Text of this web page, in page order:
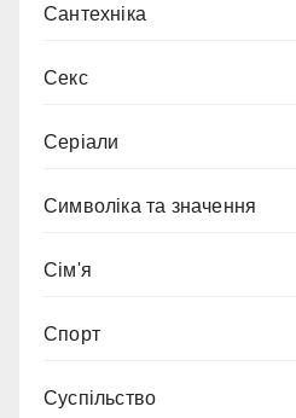
Сантехніка
Секс
Серіали
Символіка та значення
Сім'я
Спорт
Суспільство